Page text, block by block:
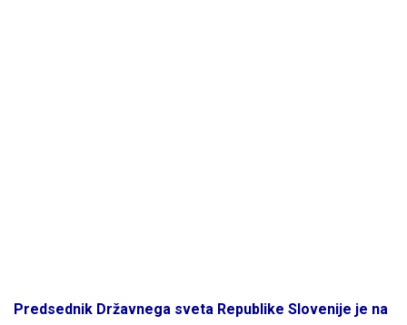
Predsednik Državnega sveta Republike Slovenije je na